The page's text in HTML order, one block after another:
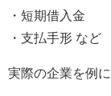
・短期借入金
・支払手形 など
実際の企業を例